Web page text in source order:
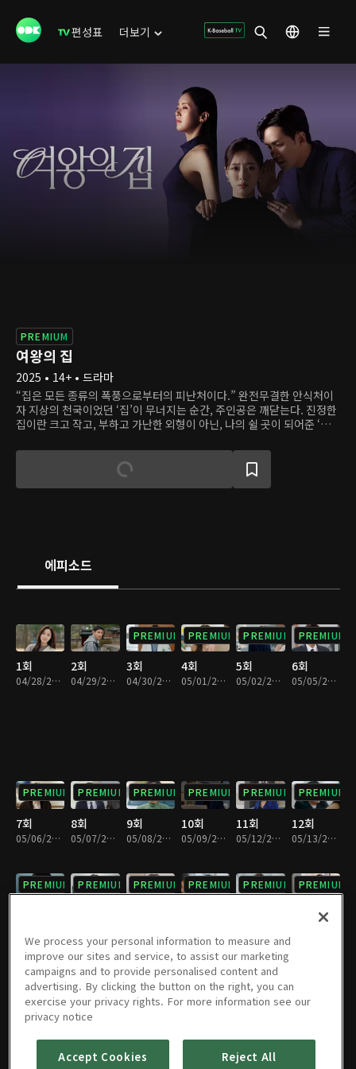
편성표 더보기
PREMIUM
여왕의 집
2025 • 14+ • 드라마
“집은 모든 종류의 폭풍으로부터의 피난처이다.” 완전무결한 안식처이
자 지상의 천국이었던 ‘집’이 무너지는 순간, 주인공은 깨닫는다. 진정한
집이란 크고 작고, 부하고 가난한 외형이 아닌, 나의 쉴 곳이 되어준 ‘사
복수를 통해, 진짜 ‘집’의 의미와 삶의 가치를 묻는다.
에피소드
1회
04/28/2025 • 34분
2회
04/29/2025 • 33분
PREMIUM
3회
04/30/2025 • 35분
PREMIUM
4회
05/01/2025 • 35분
PREMIUM
5회
05/02/2025 • 36분
PREMIUM
6회
05/05/2025 • 33분
PREMIUM
7회
05/06/2025 • 34분
PREMIUM
8회
05/07/2025 • 35분
PREMIUM
9회
05/08/2025 • 36분
PREMIUM
10회
05/09/2025 • 35분
PREMIUM
11회
05/12/2025 • 35분
PREMIUM
12회
05/13/2025 • 35분
PREMIUM PREMIUM PREMIUM PREMIUM PREMIUM PREMIUM
PREMIUM
19회
05/22/2025 • 36분
PREMIUM
20회
PREMIUM
21회
PREMIUM
22회
PREMIUM
23회 24회
We process your personal information to measure and
improve our sites and service, to assist our marketing
campaigns and to provide personalised content and
advertising. By clicking the button on the right, you can
exercise your privacy rights. For more information see our
privacy notice
Accept Cookies Reject All